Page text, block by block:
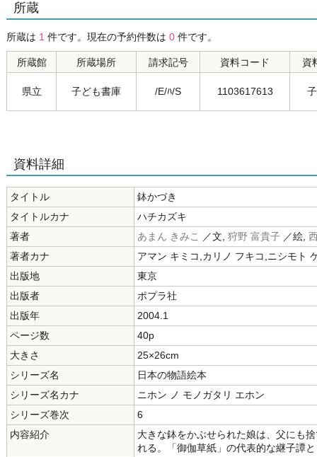
所蔵
所蔵は 1 件です。現在の予約件数は 0 件です。
所蔵館 所蔵場所 請求記号 資料コード 資
県立 子ども書庫 /E/ﾊ/S 1103617613
資料詳細
タイトル
鉢かづき
タイトルカナ
ハチカズキ
著者
あまん きみこ ／文, 狩野 富貴子 ／絵,
著者カナ
アマン キミコ,カリノ フキコ,ニシモト
出版地
東京
出版者
ポプラ社
出版年
2004.1
ページ数
40p
大きさ
25×26cm
シリーズ名
日本の物語絵本
シリーズ名カナ
ニホン ノ モノガタリ エホン
シリーズ巻次
6
内容紹介
大きな鉢をかぶせられた娘は、父にも
れる。「御伽草紙」の代表的な継子譚